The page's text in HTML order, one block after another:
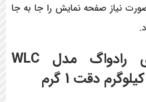
صورت نیاز صفحه نمایش را جا به جا
رادواگ مدلWLC
کیلوگرم دقت 1 گرم